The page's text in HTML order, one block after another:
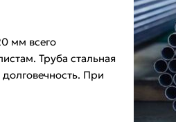
мм всего
Труба стальная
При